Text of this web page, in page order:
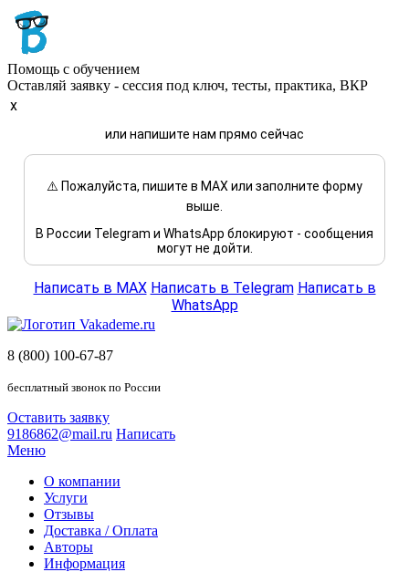
Помощь с обучением
Оставляй заявку - сессия под ключ, тесты, практика, ВКР
x
или напишите нам прямо сейчас
⚠️ Пожалуйста, пишите в MAX или заполните форму
выше.
В России Telegram и WhatsApp блокируют - сообщения
могут не дойти.
Написать в MAX Написать в Telegram Написать в
WhatsApp
8 (800) 100-67-87
бесплатный звонок по России
Оставить заявку
9186862@mail.ru Написать
Меню
О компании
Услуги
Отзывы
Доставка / Оплата
Авторы
Информация